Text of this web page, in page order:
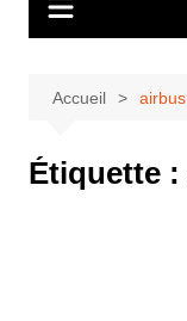
Accueil airbus
Étiquette :